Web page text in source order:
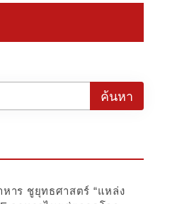
าร ชูยุทธศาสตร์ “แหล่ง